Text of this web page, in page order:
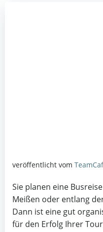
veröffentlicht vom
Sie planen eine
Meißen oder entlang
Dann ist eine gut
für den Erfolg Ihrer